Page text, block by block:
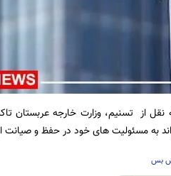
نقل از تسنیم، وزارت خارجه عربستان
به مسئولیت های خود در حفظ و صیانت
بس